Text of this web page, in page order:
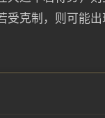
受克制，则可能